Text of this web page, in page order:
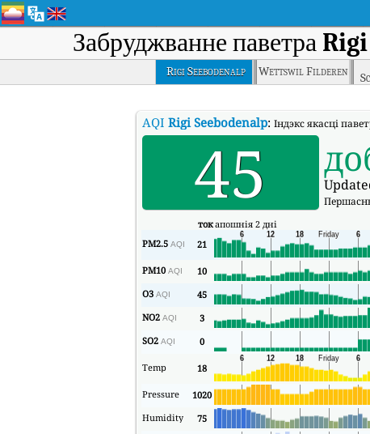
Забруджванне паветра
Rigi Seebodenalp Wettswil Filderen
AQI Rigi Seebodenalp: Індэкс якасці
45
токапошнія 2 дні
PM2.5 AQI 21
PM10 AQI 10
O3 AQI 45
NO2 AQI 3
SO2 AQI 0
Temp 18
Pressure 1020
Humidity
75